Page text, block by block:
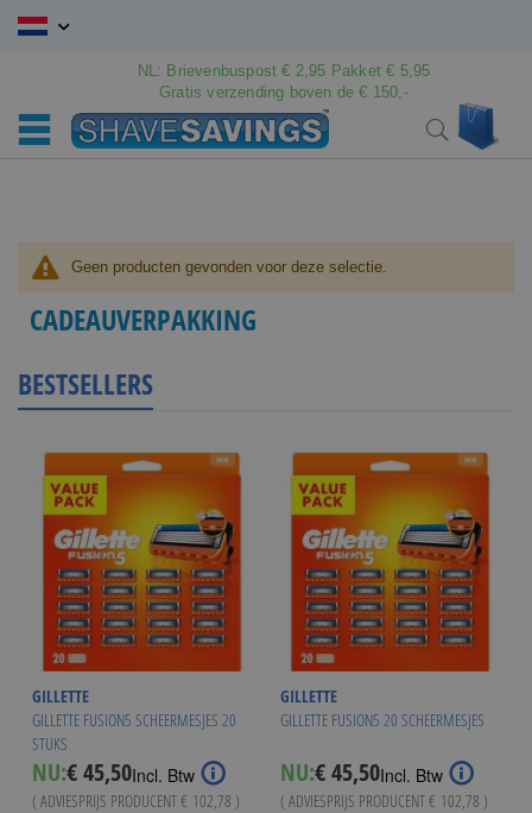
Ga
NL: Brievenbuspost € 2,95 Pakket € 5,95
Gratis verzending boven de € 150,-
Search
Geen producten gevonden voor deze selectie.
CADEAUVERPAKKING
BESTSELLERS
GILLETTE
GILLETTE FUSION5 SCHEERMESJES 20
STUKS
NU:€ 45,50Incl. Btw
( ADVIESPRIJS PRODUCENT€ 102,78 )
GILLETTE
GILLETTE FUSION5 20 SCHEERMESJES
NU:€ 45,50Incl. Btw
( ADVIESPRIJS PRODUCENT€ 102,78 )